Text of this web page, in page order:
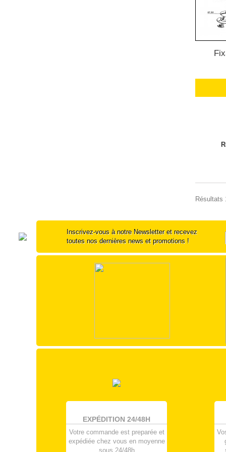
Résultats
Inscrivez-vous à notre Newsletter et recevez
toutes nos dernières news et promotions !
EXPÉDITION 24/48H
Votre commande est preparée et
expédiée chez vous en moyenne
sous 24/48h